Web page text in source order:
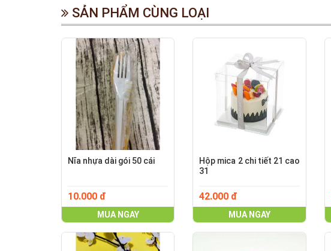
SẢN PHẨM CÙNG LOẠI
Nĩa nhựa dài gói 50 cái
10.000 đ
MUA NGAY
Hộp mica 2 chi tiết 21 cao
31
42.000 đ
MUA NGAY